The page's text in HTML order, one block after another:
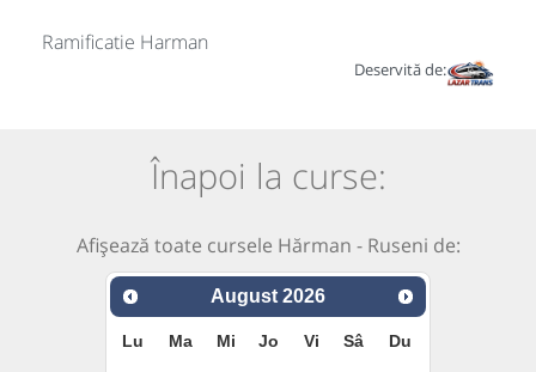
Ramificatie Harman
Deservită de:
Înapoi la curse:
Afișează toate cursele Hărman - Ruseni de:
August 2026
Lu Ma Mi Jo Vi Sâ Du